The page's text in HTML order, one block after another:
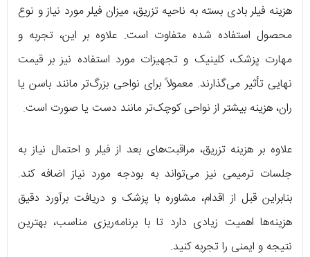
هزینه فیلر بادی بسته به ناحیه تزریق، میزان فیلر مورد نیاز و نوع
محصول استفاده شده متفاوت است. علاوه بر این، تجربه و
مهارت پزشک، کلینیک و تجهیزات مورد استفاده نیز بر قیمت
نهایی تأثیر می‌گذارند. معمولاً برای نواحی بزرگ‌تر مانند باسن یا
ران، هزینه بیشتر از نواحی کوچک‌تر مانند دست یا صورت است.
علاوه بر هزینه تزریق، مراقبت‌های بعد از فیلر و احتمال نیاز به
جلسات ترمیمی نیز می‌تواند به بودجه مورد نیاز اضافه کند.
بنابراین قبل از اقدام، مشاوره با پزشک و دریافت برآورد دقیق
هزینه‌ها اهمیت زیادی دارد تا با برنامه‌ریزی مناسب، بهترین
نتیجه و ایمنی را تجربه کنید.